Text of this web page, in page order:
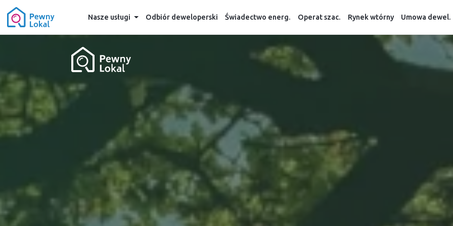
Nasze usługi Odbiór deweloperski Świadectwo energ. Operat szac. Rynek wtórny Umowa dewel.